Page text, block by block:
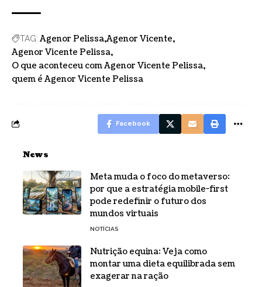
TAG: Agenor Pelissa Agenor Vicente
Agenor Vicente Pelissa
O que aconteceu com Agenor Vicente Pelissa
quem é Agenor Vicente Pelissa
Facebook
News
Meta muda o foco do metaverso:
por que a estratégia mobile-first
pode redefinir o futuro dos
mundos virtuais
NOTÍCIAS
Nutrição equina: Veja como
montar uma dieta equilibrada sem
exagerar na ração